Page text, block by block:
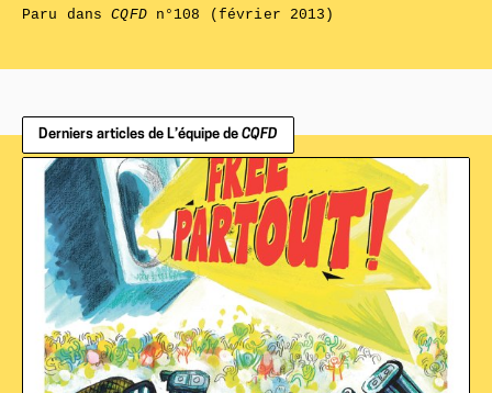
Paru dansCQFDn°108 (février 2013)
Derniers articles de L’équipe de CQFD